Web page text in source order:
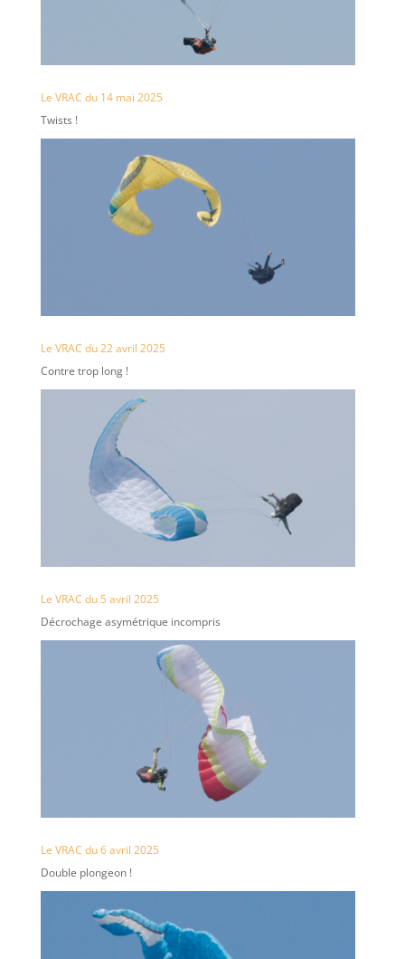
Le VRAC du 14 mai 2025
Twists !
Le VRAC du 22 avril 2025
Contre trop long !
Le VRAC du 5 avril 2025
Décrochage asymétrique incompris
Le VRAC du 6 avril 2025
Double plongeon !